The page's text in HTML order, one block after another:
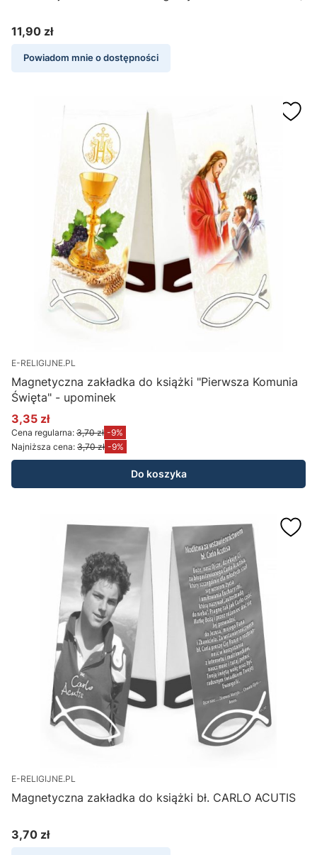
Cena
11,90 zł
Powiadom mnie o dostępności
E-RELIGIJNE.PL
Magnetyczna zakładka do książki "Pierwsza Komunia
Święta" - upominek
Cena promocyjna
3,35 zł
Cena regularna: 3,70 zł -9%
Najniższa cena: 3,70 zł -9%
Do koszyka
E-RELIGIJNE.PL
Magnetyczna zakładka do książki bł. CARLO ACUTIS
Cena
3,70 zł